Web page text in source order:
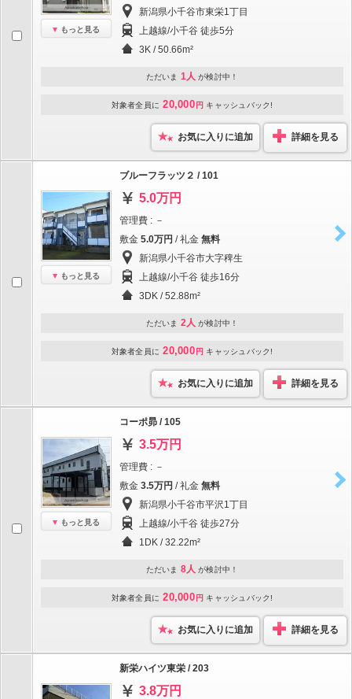
もっと見る
新潟県小千谷市東栄1丁目
上越線/小千谷 徒歩5分
3K / 50.66m²
ただいま 1人 が検討中！
対象者全員に 20,000 円 キャッシュバック!
お気に入りに追加 詳細を見る
もっと見る
ブルーフラッツ２ / 101
5.0万円
管理費 : －
敷金 5.0万円 / 礼金 無料
新潟県小千谷市大字稗生
上越線/小千谷 徒歩16分
3DK / 52.88m²
ただいま 2人 が検討中！
対象者全員に 20,000 円 キャッシュバック!
お気に入りに追加 詳細を見る
もっと見る
コーポ昴 / 105
3.5万円
管理費 : －
敷金 3.5万円 / 礼金 無料
新潟県小千谷市平沢1丁目
上越線/小千谷 徒歩27分
1DK / 32.22m²
ただいま 8人 が検討中！
対象者全員に 20,000 円 キャッシュバック!
お気に入りに追加 詳細を見る
新栄ハイツ東栄 / 203
3.8万円